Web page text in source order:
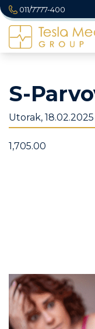
011/7777-400
S-
Utorak, 18.02.2025
1,705.00